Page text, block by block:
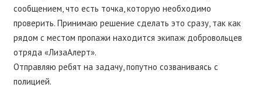
сообщением, что есть точка, которую необходимо
проверить. Принимаю решение сделать это сразу, так как
рядом с местом пропажи находится экипаж добровольцев
отряда «ЛизаАлерт».
Отправляю ребят на задачу, попутно созваниваясь с
полицией.